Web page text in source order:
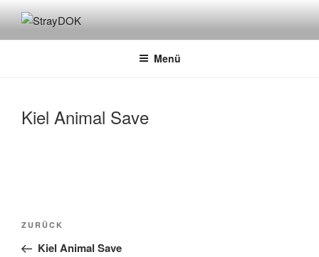
Inhalt
springenSTRAYDOK
Menü
Kiel Animal Save
Beitragsnavigation
Vorheriger
Beitrag
ZURÜCK
Kiel Animal Save